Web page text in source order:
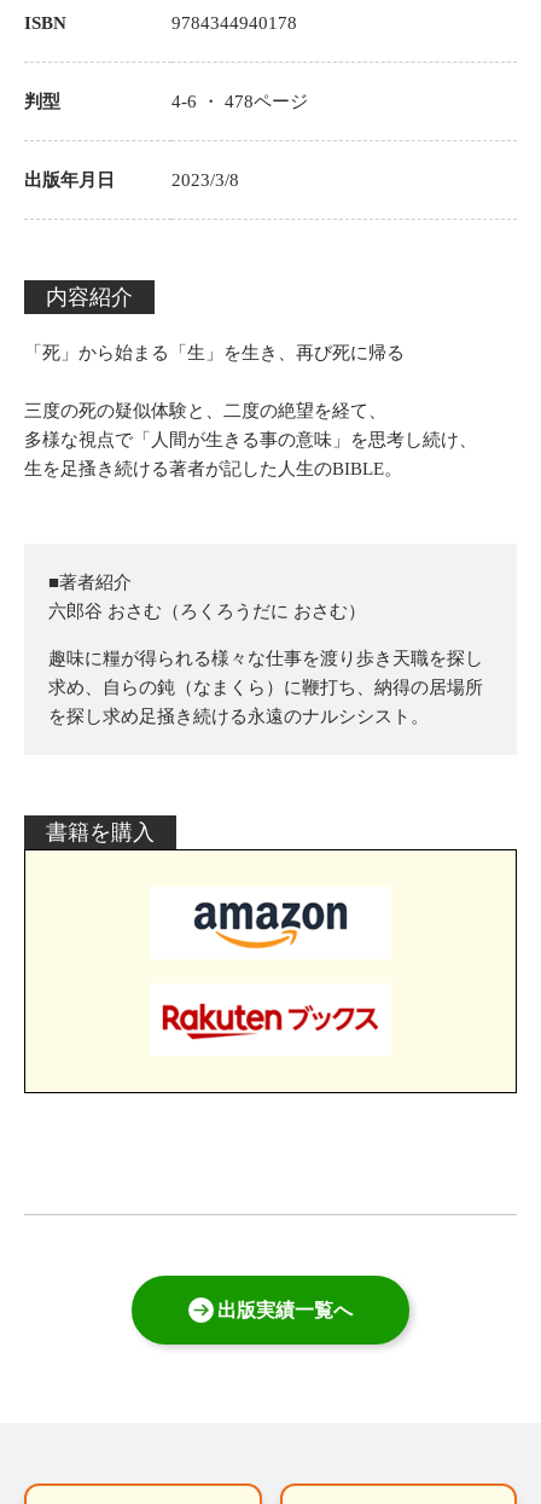
ISBN 9784344940178
判型 4-6 ・478ページ
出版年月日 2023/3/8
内容紹介
「死」から始まる「生」を生き、再び死に帰る
三度の死の疑似体験と、二度の絶望を経て、
多様な視点で「人間が生きる事の意味」を思考し続け、
生を足搔き続ける著者が記した人生のBIBLE。
■著者紹介
六郎谷 おさむ（ろくろうだに おさむ）
趣味に糧が得られる様々な仕事を渡り歩き天職を探し
求め、自らの鈍（なまくら）に鞭打ち、納得の居場所
を探し求め足掻き続ける永遠のナルシシスト。
書籍を購入
出版実績一覧へ